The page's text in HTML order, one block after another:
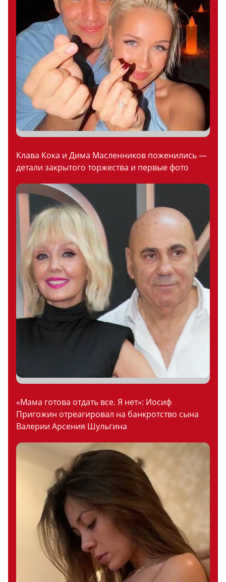
Клава Кока и Дима Масленников поженились —
детали закрытого торжества и первые фото
«Мама готова отдать все. Я нет»: Иосиф
Пригожин отреагировал на банкротство сына
Валерии Арсения Шульгина